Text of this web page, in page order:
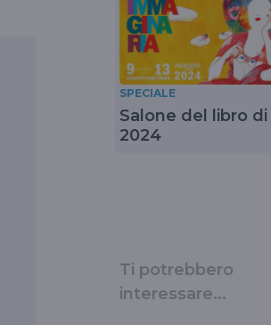
SPECIALE
Salone del libro di
2024
Ti potrebbero
interessare...